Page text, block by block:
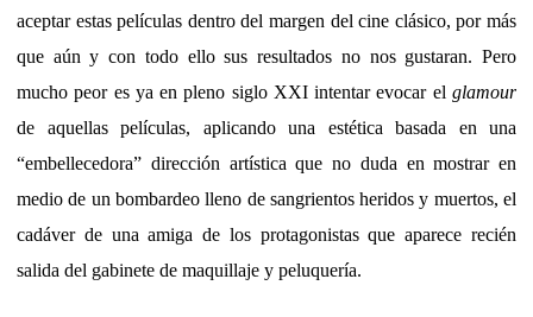
aceptar estas películas dentro del margen del cine clásico, por más
que aún y con todo ello sus resultados no nos gustaran. Pero
mucho peor es ya en pleno siglo XXI intentar evocar el glamour
de aquellas películas, aplicando una estética basada en una
“embellecedora” dirección artística que no duda en mostrar en
medio de un bombardeo lleno de sangrientos heridos y muertos, el
cadáver de una amiga de los protagonistas que aparece recién
salida del gabinete de maquillaje y peluquería.